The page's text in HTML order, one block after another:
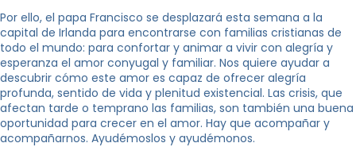
Por ello, el papa Francisco se desplazará esta semana a la
capital de Irlanda para encontrarse con familias cristianas de
todo el mundo: para confortar y animar a vivir con alegría y
esperanza el amor conyugal y familiar. Nos quiere ayudar a
descubrir cómo este amor es capaz de ofrecer alegría
profunda, sentido de vida y plenitud existencial. Las crisis, que
afectan tarde o temprano las familias, son también una buena
oportunidad para crecer en el amor. Hay que acompañar y
acompañarnos. Ayudémoslos y ayudémonos.